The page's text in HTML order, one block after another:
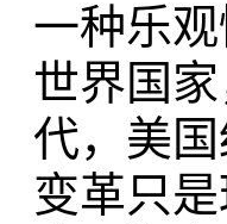
一种乐
世界国
代，美
变革只